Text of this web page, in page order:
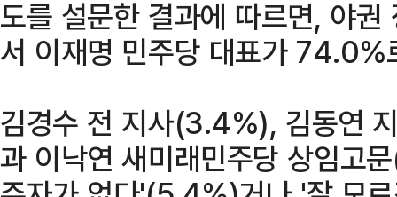
도를 설문한 결과에 따르면, 야
서 이재명 민주당 대표가 74.0%
김경수 전 지사(3.4%), 김동연
과 이낙연 새미래민주당 상임고